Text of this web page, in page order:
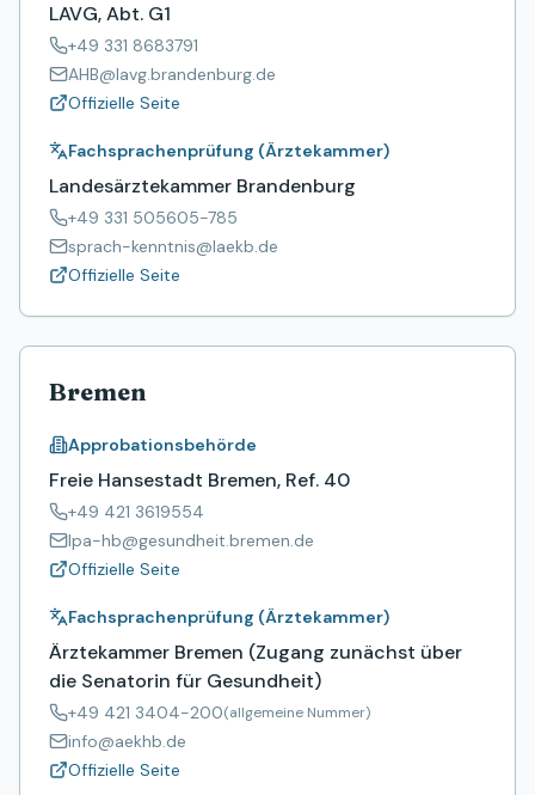
LAVG, Abt. G1
+49 331 8683791
AHB@lavg.brandenburg.de
Offizielle Seite
Fachsprachenprüfung (Ärztekammer)
Landesärztekammer Brandenburg
+49 331 505605-785
sprach-kenntnis@laekb.de
Offizielle Seite
Bremen
Approbationsbehörde
Freie Hansestadt Bremen, Ref. 40
+49 421 3619554
lpa-hb@gesundheit.bremen.de
Offizielle Seite
Fachsprachenprüfung (Ärztekammer)
Ärztekammer Bremen (Zugang zunächst über
die Senatorin für Gesundheit)
+49 421 3404-200(allgemeine Nummer)
info@aekhb.de
Offizielle Seite